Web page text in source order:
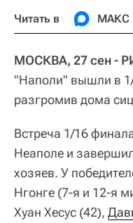
Читать в МАКС
МОСКВА, 27 сен -
"Наполи" вышли в
разгромив дома
Встреча 1/16
Неаполе и
хозяев. У
Нгонге (7-я и 12-я
Хуан Хесус (42),